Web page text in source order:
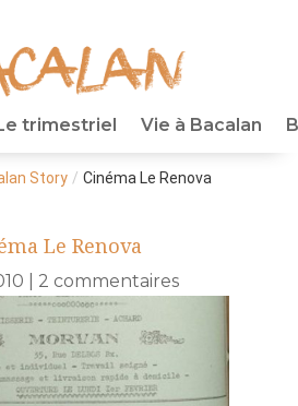
trimestriel Vie à Bacalan
Story / Cinéma Le Renova
Le Renova
2 commentaires